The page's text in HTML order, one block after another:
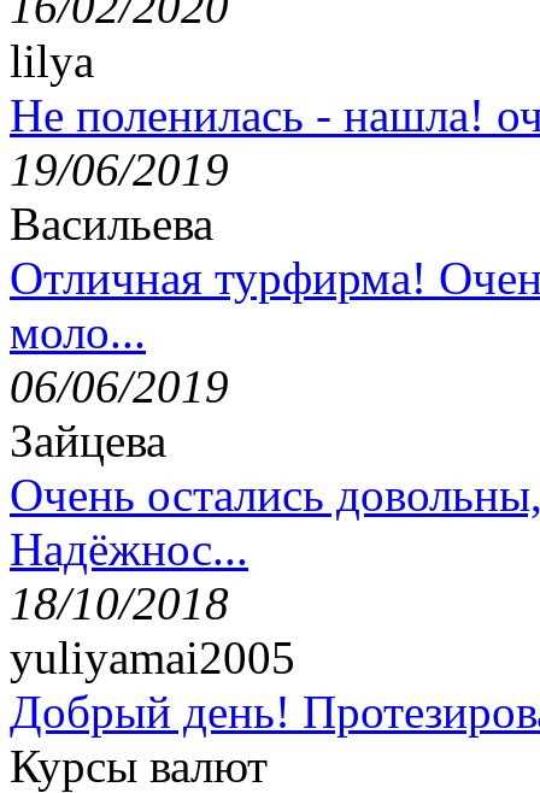
lilya
Не поленилась - нашла!
19/06/2019
Васильева
Отличная турфирма!
моло...
06/06/2019
Зайцева
Очень остались
Надёжнос...
18/10/2018
yuliyamai2005
Добрый день!
Курсы валют